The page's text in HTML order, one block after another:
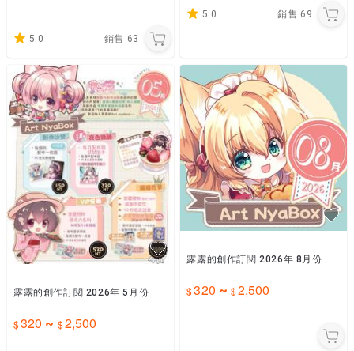
5.0 銷售 63
5.0 銷售 69
露露的創作訂閱 2026年 5月份
320 ~ 2,500
露露的創作訂閱 2026年 8月份
320 ~ 2,500